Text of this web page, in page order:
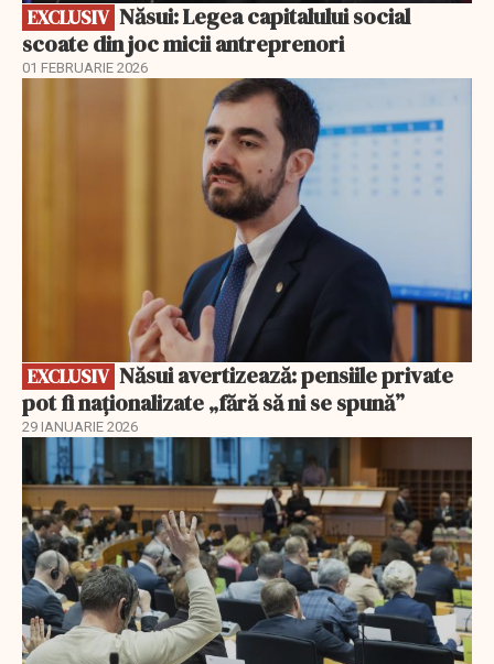
EXCLUSIV
scoate din joc micii antreprenori
01 FEBRUARIE 2026
EXCLUSIV
pot fi naționalizate „fără să ni se spună”
29 IANUARIE 2026